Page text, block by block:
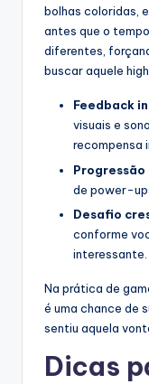
bolhas coloridas,
antes que o
diferentes,
buscar aquele
Feedback
visuais e
recompensa
Progressão
de power-
Desafio
conforme
interessante.
Na prática de
é uma chance de
sentiu aquela
Dicas